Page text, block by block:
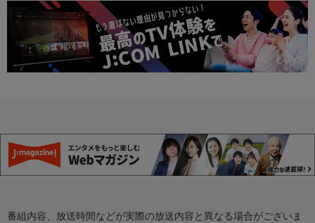
番組内容、放送時間などが実際の放送内容と異なる場合がございま